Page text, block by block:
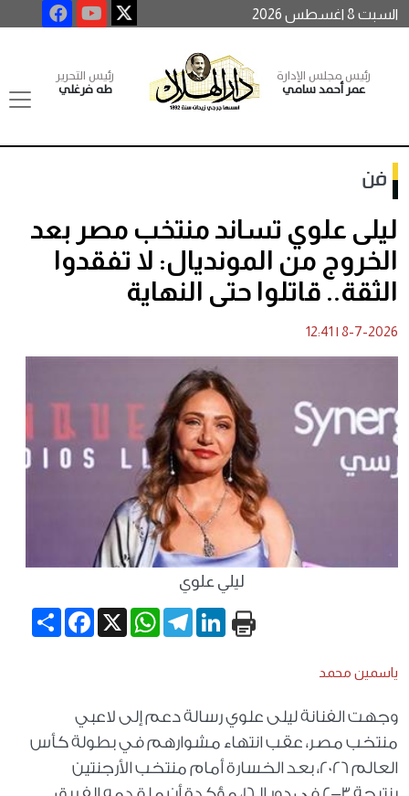
السبت 8 اغسطس 2026
رئيس مجلس الإدارة
عمر أحمد سامي
رئيس التحرير
طه فرغلي
فن
ليلى علوي تساند منتخب مصر بعد
الخروج من المونديال: لا تفقدوا
الثقة.. قاتلوا حتى النهاية
8-7-2026
|
12:41
ليلي علوي
Share
Facebook X
WhatsApp
TelegramLinkedIn
ياسمين محمد
وجهت الفنانة ليلى علوي رسالة دعم إلى لاعبي
منتخب مصر، عقب انتهاء مشوارهم في بطولة كأس
العالم 2026، بعد الخسارة أمام منتخب الأرجنتين